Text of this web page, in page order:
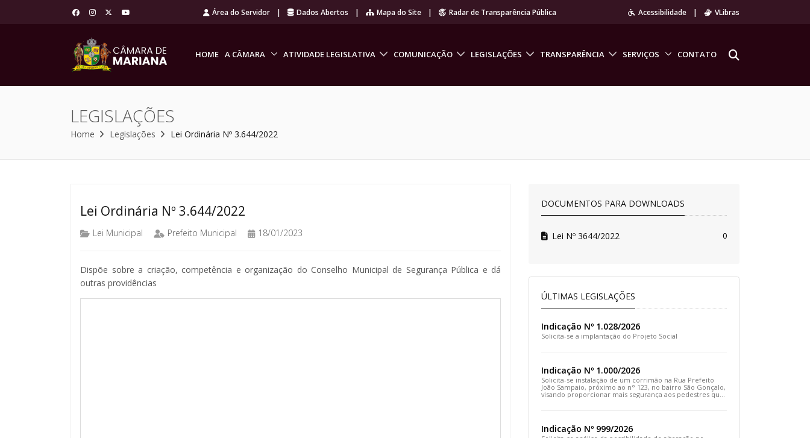
Área do Servidor | Dados Abertos | Mapa do Site | Radar de Transparência Pública Acessibilidade | VLibras
HOME A CÂMARA ATIVIDADE LEGISLATIVA COMUNICAÇÃO LEGISLAÇÕES TRANSPARÊNCIA SERVIÇOS CONTATO
LEGISLAÇÕES
Home Legislações Lei Ordinária Nº 3.644/2022
Lei Ordinária Nº 3.644/2022
Lei Municipal Prefeito Municipal 18/01/2023
Dispõe sobre a criação, competência e organização do Conselho Municipal de Segurança Pública e dá
outras providências
DOCUMENTOS PARA DOWNLOADS
Lei Nº 3644/2022 0
ÚLTIMAS LEGISLAÇÕES
Indicação Nº 1.028/2026
Solicita-se a implantação do Projeto Social
Indicação Nº 1.000/2026
Solicita-se instalação de um corrimão na Rua Prefeito
João Sampaio, próximo ao n° 123, no bairro São Gonçalo,
visando proporcionar mais segurança aos pedestres que
Indicação Nº 999/2026